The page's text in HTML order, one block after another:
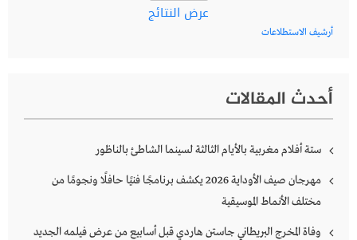
عرض النتائج
أرشيف الاستطلاعات
أحدث المقالات
ستة أفلام مغربية بالأيام الثالثة لسينما الشاطئ بالناظور
مهرجان صيف الأوداية 2026 يكشف برنامجًا فنيًا حافلًا ونجومًا من
مختلف الأنماط الموسيقية
وفاة المخرج البريطاني جاستن هاردي قبل أسابيع من عرض فيلمه الجديد